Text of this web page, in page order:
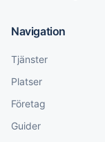
Navigation
Tjänster
Platser
Företag
Guider